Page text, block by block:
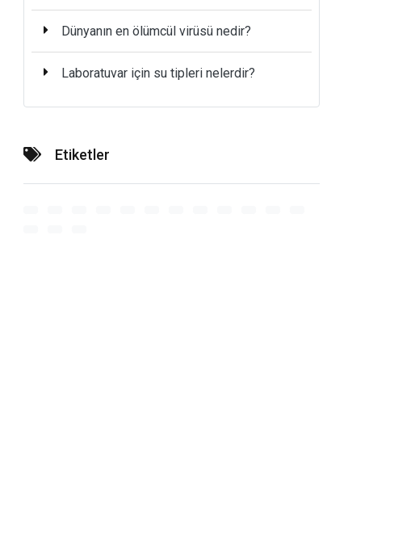
Dünyanın en ölümcül virüsü nedir?
Laboratuvar için su tipleri nelerdir?
Etiketler